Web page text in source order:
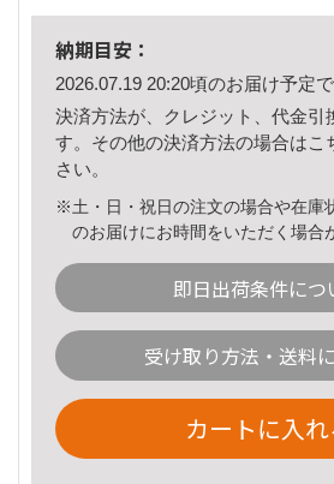
納期目安：
2026.07.19 20:20頃のお届け予定で
決済方法が、クレジット、代金引
す。その他の決済方法の場合はこ
さい。
※土・日・祝日の注文の場合や在庫
のお届けにお時間をいただく場合
即日出荷条件につ
受け取り方法・送料
カートに入れ